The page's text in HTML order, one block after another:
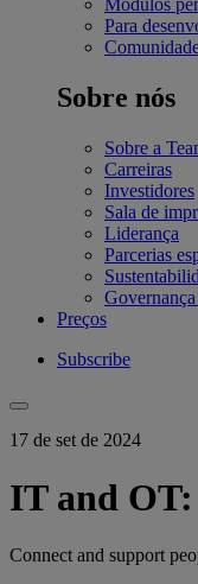
Para
Sobre nós
Sobre a
Carreiras
Investidores
Sala de
Liderança
Parcerias
Preços
Subscribe
17 de set de 2024
IT and OT:
Connect and support